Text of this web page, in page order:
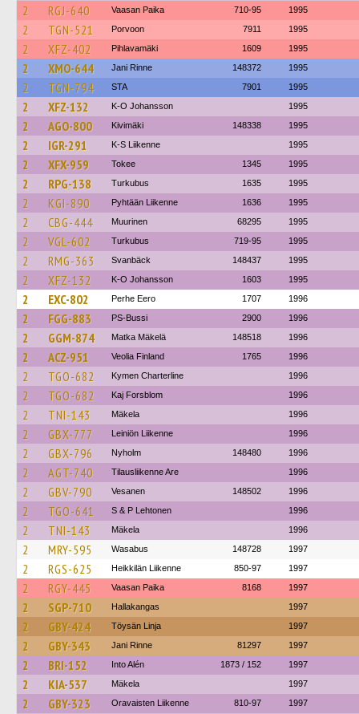
2 RGJ-640 Vaasan Paika 710-95 1995
2 TGN-521 Porvoon 7911 1995
2 XFZ-402 Pihlavamäki 1609 1995
2 XMO-644 Jani Rinne 148372 1995
2 TGN-794 STA 7901 1995
2 XFZ-132 K-O Johansson 1995
2 AGO-800 Kivimäki 148338 1995
2 IGR-291 K-S Liikenne 1995
2 XFX-959 Tokee 1345 1995
2 RPG-138 Turkubus 1635 1995
2 KGI-890 Pyhtään Liikenne 1636 1995
2 CBG-444 Muurinen 68295 1995
2 VGL-602 Turkubus 719-95 1995
2 RMG-363 Svanbäck 148437 1995
2 XFZ-132 K-O Johansson 1603 1995
2 EXC-802 Perhe Eero 1707 1996
2 FGG-883 PS-Bussi 2900 1996
2 GGM-874 Matka Mäkelä 148518 1996
2 ACZ-951 Veolia Finland 1765 1996
2 TGO-682 Kymen Charterline 1996
2 TGO-682 Kaj Forsblom 1996
2 TNI-143 Mäkela 1996
2 GBX-777 Leiniön Liikenne 1996
2 GBX-796 Nyholm 148480 1996
2 AGT-740 Tilausliikenne Are 1996
2 GBV-790 Vesanen 148502 1996
2 TGO-641 S & P Lehtonen 1996
2 TNI-143 Mäkela 1996
2 MRY-595 Wasabus 148728 1997
2 RGS-625 Heikkilän Liikenne 850-97 1997
2 RGY-445 Vaasan Paika 8168 1997
2 SGP-710 Hallakangas 1997
2 GBY-424 Töysän Linja 1997
2 GBY-343 Jani Rinne 81297 1997
2 BRI-152 Into Alén 1873 / 152 1997
2 KIA-537 Mäkela 1997
2 GBY-323 Oravaisten Liikenne 810-97 1997